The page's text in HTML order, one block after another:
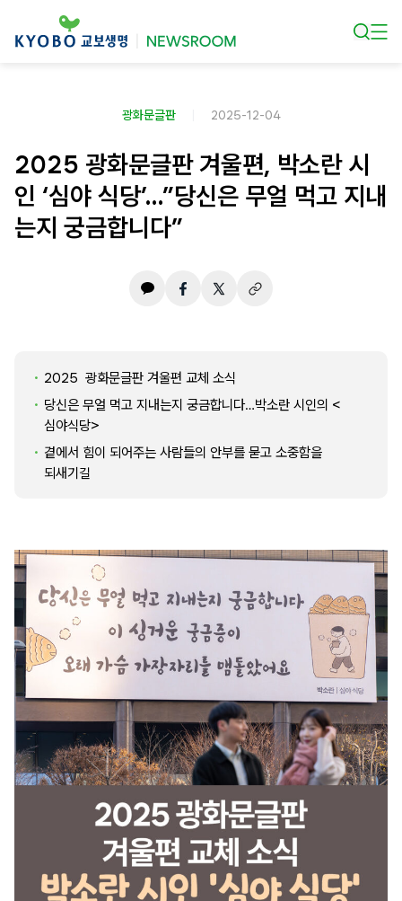
광화문글판 2025-12-04
2025 광화문글판 겨울편, 박소란 시
인 ‘심야 식당’…”당신은 무얼 먹고 지내
는지 궁금합니다”
2025 광화문글판 겨울편 교체 소식
당신은 무얼 먹고 지내는지 궁금합니다…박소란 시인의 <
심야식당>
곁에서 힘이 되어주는 사람들의 안부를 묻고 소중함을
되새기길